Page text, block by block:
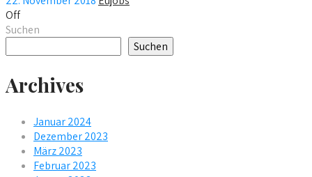
Off
Suchen
Suchen
Archives
Januar 2024
Dezember 2023
März 2023
Februar 2023